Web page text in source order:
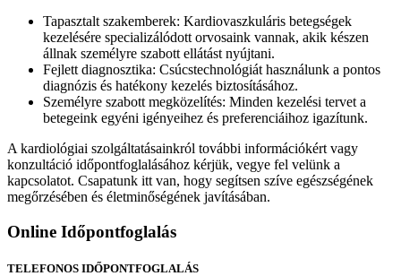
Tapasztalt szakemberek: Kardiovaszkuláris betegségek
kezelésére specializálódott orvosaink vannak, akik készen
állnak személyre szabott ellátást nyújtani.
Fejlett diagnosztika: Csúcstechnológiát használunk a pontos
diagnózis és hatékony kezelés biztosításához.
Személyre szabott megközelítés: Minden kezelési tervet a
betegeink egyéni igényeihez és preferenciáihoz igazítunk.
A kardiológiai szolgáltatásainkról további információkért vagy
konzultáció időpontfoglalásához kérjük, vegye fel velünk a
kapcsolatot. Csapatunk itt van, hogy segítsen szíve egészségének
megőrzésében és életminőségének javításában.
Online Időpontfoglalás
TELEFONOS IDŐPONTFOGLALÁS